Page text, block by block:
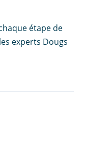
étape de
experts Dougs